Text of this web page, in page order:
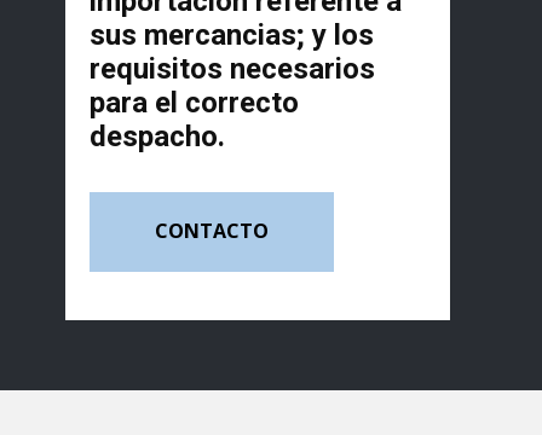
sus mercancias; y los
requisitos necesarios
para el correcto
despacho.
CONTACTO